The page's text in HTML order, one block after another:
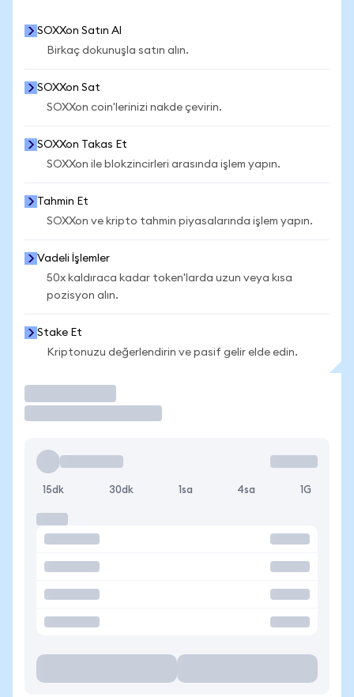
SOXXon Satın Al
Birkaç dokunuşla satın alın.
SOXXon Sat
SOXXon coin'lerinizi nakde çevirin.
SOXXon Takas Et
SOXXon ile blokzincirleri arasında işlem yapın.
Tahmin Et
SOXXon ve kripto tahmin piyasalarında işlem yapın.
Vadeli İşlemler
50x kaldıraca kadar token'larda uzun veya kısa
pozisyon alın.
Stake Et
Kriptonuzu değerlendirin ve pasif gelir elde edin.
15dk 30dk 1sa 4sa 1G